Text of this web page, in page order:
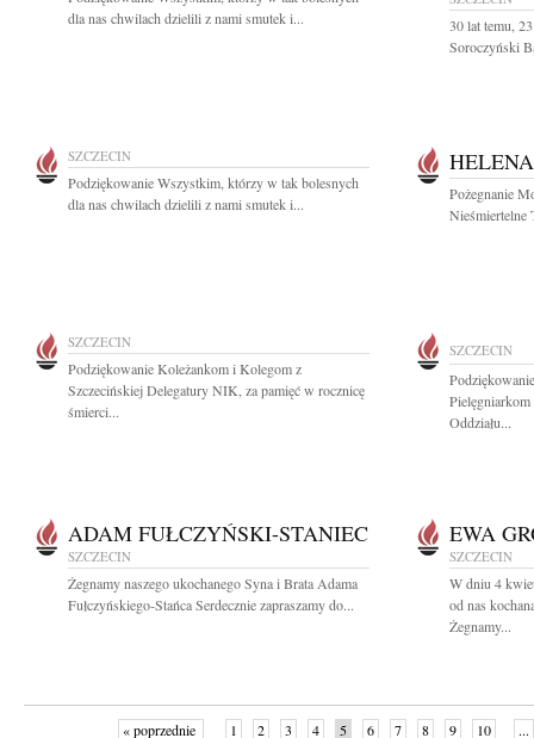
dla nas chwilach dzielili z nami smutek i...
30 lat temu,
Soroczyński
SZCZECIN
Podziękowanie Wszystkim, którzy w tak bolesnych
dla nas chwilach dzielili z nami smutek i...
Pożegnanie
Nieśmiertelne
SZCZECIN
Podziękowanie Koleżankom i Kolegom z
Szczecińskiej Delegatury NIK, za pamięć w rocznicę
śmierci...
SZCZECIN
Oddziału...
ADAM FUŁCZYŃSKI-STANIEC
SZCZECIN
Żegnamy naszego ukochanego Syna i Brata Adama
Fułczyńskiego-Stańca Serdecznie zapraszamy do...
EWA
SZCZECIN
W dniu 4
od nas
Żegnamy...
« poprzednie 1 2 3 4 5 6 7 8 9 10 ...